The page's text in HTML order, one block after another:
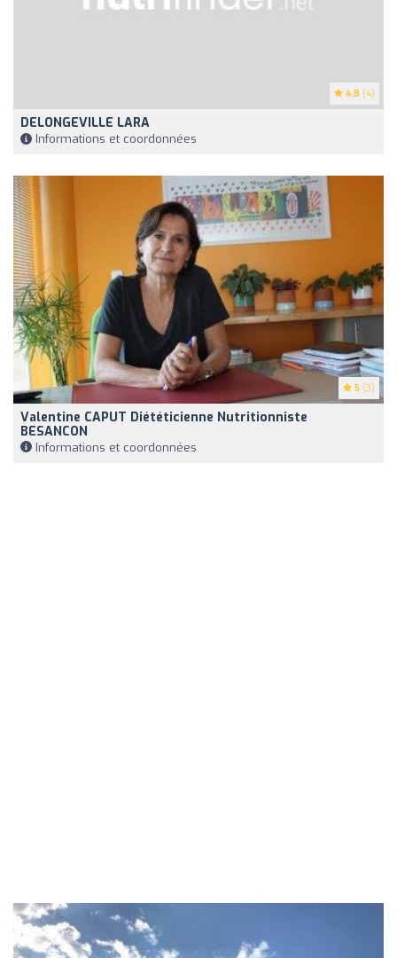
4.8 (4)
DELONGEVILLE LARA
Informations et coordonnées
5 (3)
Valentine CAPUT Diététicienne Nutritionniste
BESANCON
Informations et coordonnées